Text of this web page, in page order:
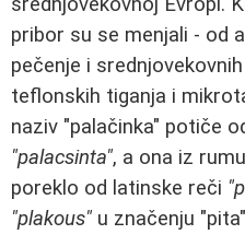
pribor su se menjali - od
pečenje i
teflonskih tiganja i
naziv "palačinka" potiče
"palacsinta", a ona iz
poreklo od latinske reči
"plakous" u značenju